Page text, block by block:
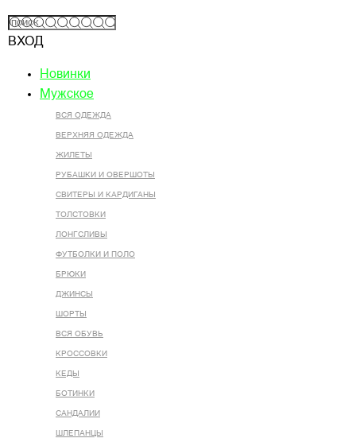
ВХОД
Новинки
Мужское
ВСЯ ОДЕЖДА
ВЕРХНЯЯ ОДЕЖДА
ЖИЛЕТЫ
РУБАШКИ И ОВЕРШОТЫ
СВИТЕРЫ И КАРДИГАНЫ
ТОЛСТОВКИ
ЛОНГСЛИВЫ
ФУТБОЛКИ И ПОЛО
БРЮКИ
ДЖИНСЫ
ШОРТЫ
ВСЯ ОБУВЬ
КРОССОВКИ
КЕДЫ
БОТИНКИ
САНДАЛИИ
ШЛЕПАНЦЫ